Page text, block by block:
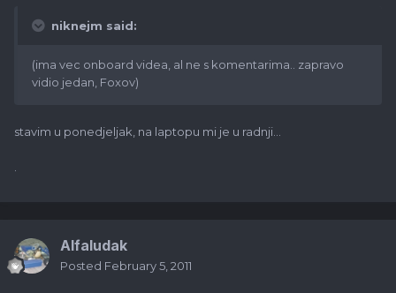
niknejm said:
(ima vec onboard videa, al ne s komentarima.. zapravo
vidio jedan, Foxov)
stavim u ponedjeljak, na laptopu mi je u radnji...
.
Alfaludak
Posted February 5, 2011